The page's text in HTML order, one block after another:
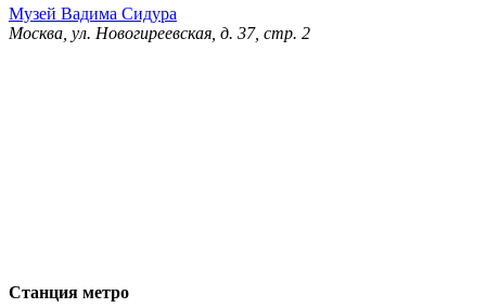
Музей Вадима Сидура
Москва, ул. Новогиреевская, д. 37, стр. 2
Станция метро